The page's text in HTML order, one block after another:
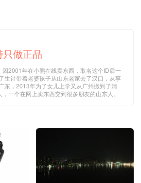
做正品
2001年在小熊在线卖东西，取名这个ID后一
生计带着老婆孩子从山东老家去了汉口，从事
东，2013年为了女儿上学又从广州搬到了清
一个在网上卖东西交到很多朋友的山东人。